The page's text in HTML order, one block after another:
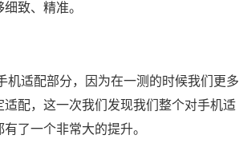
致、精准。
适配部分，因为在一测的时候我们更多
配，这一次我们发现我们整个对手机适
了一个非常大的提升。